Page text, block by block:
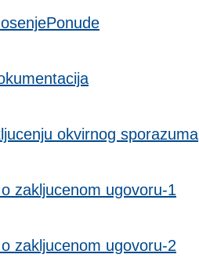
okvirnog sporazuma
zakljucenom ugovoru-1
zakljucenom ugovoru-2